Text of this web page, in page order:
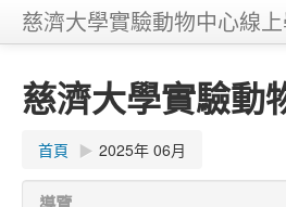
慈濟大學實驗動物中心線
慈濟大學實驗動
首頁 ▶ 2025年 06月